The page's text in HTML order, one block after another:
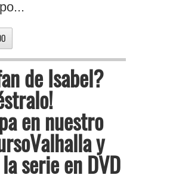
de Isabel?
en nuestro
y
serie en DVD